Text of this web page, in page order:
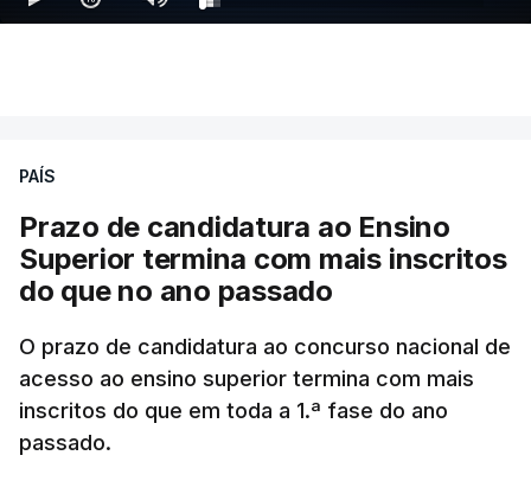
PAÍS
Prazo de candidatura ao Ensino
Superior termina com mais inscritos
do que no ano passado
O prazo de candidatura ao concurso nacional de
acesso ao ensino superior termina com mais
inscritos do que em toda a 1.ª fase do ano
passado.